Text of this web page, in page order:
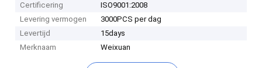
Certificering
ISO9001:2008
Levering vermogen
3000PCS per dag
Levertijd
15days
Merknaam
Weixuan